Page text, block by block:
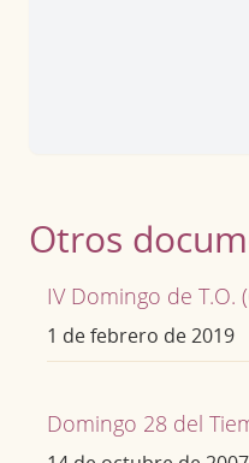
Otros
IV Domingo de T.O.
1 de febrero de 2019
Domingo 28 del